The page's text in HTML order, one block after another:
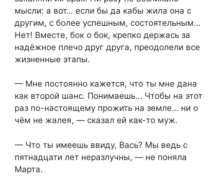
мысли: а вот… если бы да кабы жила она с
другим, с более успешным, состоятельным…
Нет! Вместе, бок о бок, крепко держась за
надёжное плечо друг друга, преодолели все
жизненные этапы.
— Мне постоянно кажется, что ты мне дана
как второй шанс. Понимаешь… Чтобы на этот
раз по-настоящему прожить на земле… ни о
чём не жалея, — сказал ей как-то муж.
— Что ты имеешь ввиду, Вась? Мы ведь с
пятнадцати лет неразлучны, — не поняла
Марта.